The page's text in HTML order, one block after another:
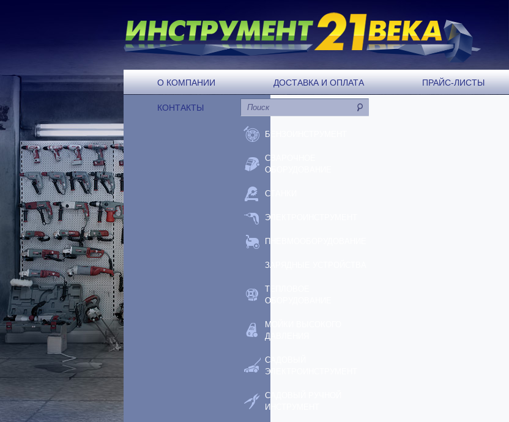
О КОМПАНИИ ДОСТАВКА И ОПЛАТА ПРАЙС-ЛИСТЫ
КОНТАКТЫ
БЕНЗОИНСТРУМЕНТ
СВАРОЧНОЕ
ОБОРУДОВАНИЕ
СТАНКИ
ЭЛЕКТРОИНСТРУМЕНТ
ПНЕВМООБОРУДОВАНИЕ
ЗАРЯДНЫЕ УСТРОЙСТВА
ТЕПЛОВОЕ
ОБОРУДОВАНИЕ
МОЙКИ ВЫСОКОГО
ДАВЛЕНИЯ
САДОВЫЙ
ЭЛЕКТРОИНСТРУМЕНТ
САДОВЫЙ РУЧНОЙ
ИНСТРУМЕНТ